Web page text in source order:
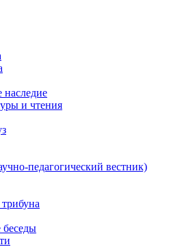
наследие
и чтения
педагогический вестник)